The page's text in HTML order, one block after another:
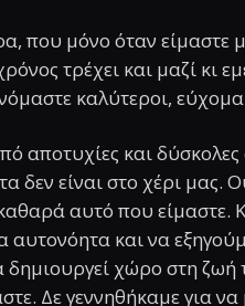
που μόνο όταν είμαστε
τρέχει και μαζί κι
καλύτεροι,
αποτυχίες και
δεν είναι στο χέρι μας.
αυτό που είμαστε.
αυτονόητα και να
χώρο στη ζωή
Δε γεννηθήκαμε για